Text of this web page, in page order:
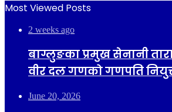
Most Viewed Posts
2 weeks ago
बाग्लुङका प्रमुख सेनानी
वीर दल गणको गणपति
June 20, 2026